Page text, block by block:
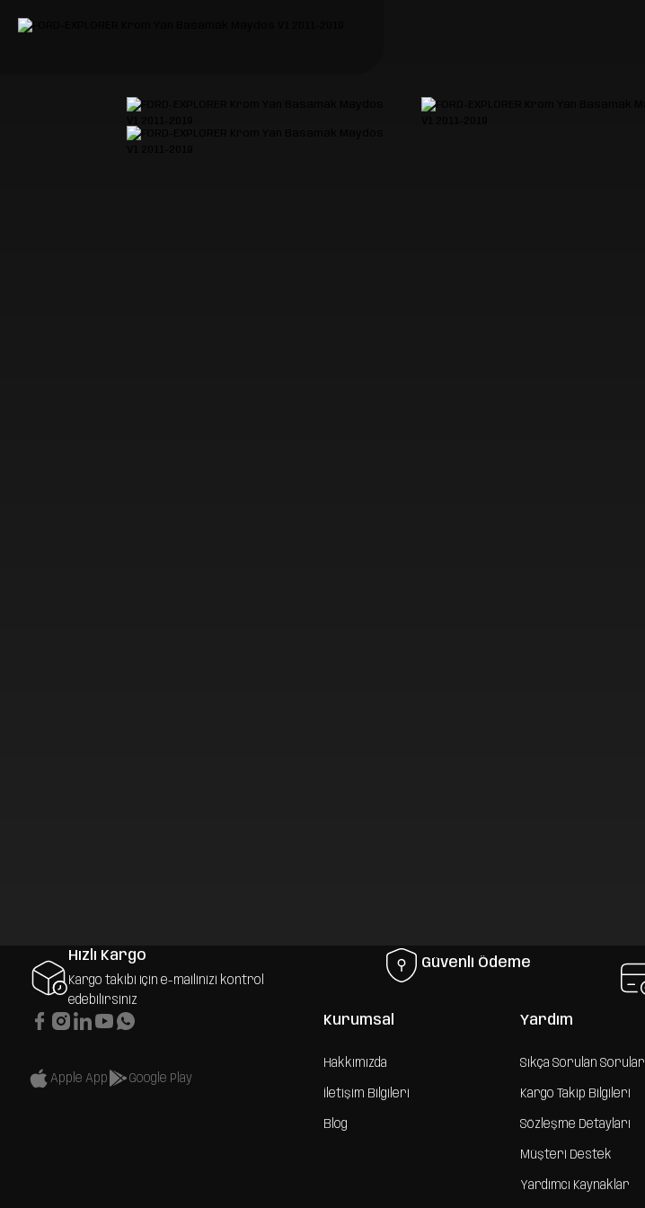
Hızlı Kargo
Kargo takibi için e-mailinizi kontrol
edebilirsiniz
Güvenli Ödeme
Apple App Google Play
Kurumsal
Hakkımızda
İletişim Bilgileri
Blog
Yardım
Sıkça Sorulan Sorular
Kargo Takip Bilgileri
Sözleşme Detayları
Müşteri Destek
Yardımcı Kaynaklar